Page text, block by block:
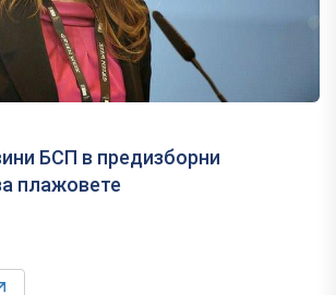
БСП в предизборни
плажовете